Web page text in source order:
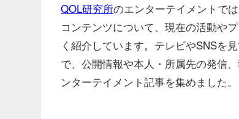
QOL研究所のエンターテイメントで
コンテンツについて、現在の活動や
く紹介しています。テレビやSNSを
で、公開情報や本人・所属先の発信
ンターテイメント記事を集めました。